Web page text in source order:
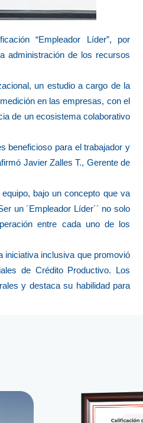
“Empleador Líder”, por
administración de los recursos
un estudio a cargo de la
en las empresas, con el
de un ecosistema colaborativo
beneficioso para el trabajador y
Javier Zalles T., Gerente de
bajo un concepto que va
un ´Empleador Líder´´ no solo
entre cada uno de los
iniciativa inclusiva que promovió
de Crédito Productivo. Los
y destaca su habilidad para